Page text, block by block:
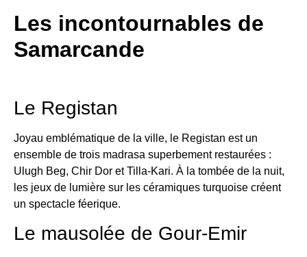
Les incontournables de
Samarcande
Le Registan
Joyau emblématique de la ville, le Registan est un
ensemble de trois madrasa superbement restaurées :
Ulugh Beg, Chir Dor et Tilla-Kari. À la tombée de la nuit,
les jeux de lumière sur les céramiques turquoise créent
un spectacle féerique.
Le mausolée de Gour-Emir